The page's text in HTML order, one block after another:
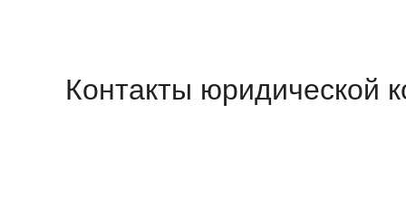
Контакты юридической